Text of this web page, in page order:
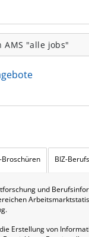
AMS "alle jobs"
BIZ-
und
Erstellung von